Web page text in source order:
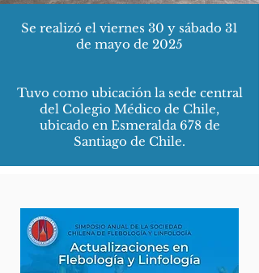
Se realizó el viernes 30 y sábado 31
de mayo de 2025
Tuvo como ubicación la sede central
del Colegio Médico de Chile,
ubicado en Esmeralda 678 de
Santiago de Chile.